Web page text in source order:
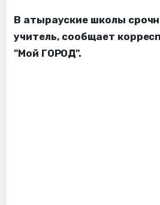
В атырауские школы
учитель, сообщает
"Мой ГОРОД".